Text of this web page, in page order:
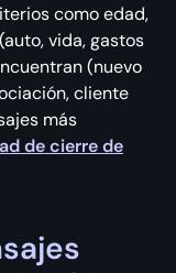
como edad,
vida, gastos
(nuevo
cliente
más
de cierre de